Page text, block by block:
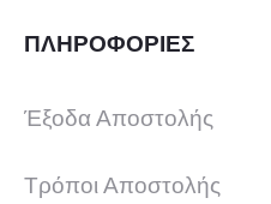
ΠΛΗΡΟΦΟΡΙΕΣ
Έξοδα Αποστολής
Τρόποι Αποστολής